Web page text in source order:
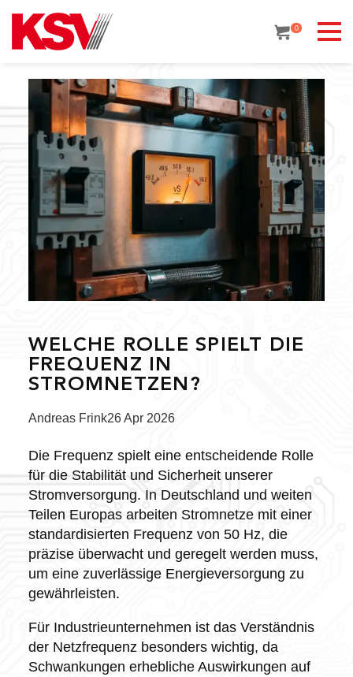
content
0
WELCHE ROLLE SPIELT DIE
FREQUENZ IN
STROMNETZEN?
Posted
Andreas Frink26 Apr 2026
Die Frequenz spielt eine entscheidende Rolle
für die Stabilität und Sicherheit unserer
Stromversorgung. In Deutschland und weiten
Teilen Europas arbeiten Stromnetze mit einer
standardisierten Frequenz von 50 Hz, die
präzise überwacht und geregelt werden muss,
um eine zuverlässige Energieversorgung zu
gewährleisten.
Für Industrieunternehmen ist das Verständnis
der Netzfrequenz besonders wichtig, da
Schwankungen erhebliche Auswirkungen auf